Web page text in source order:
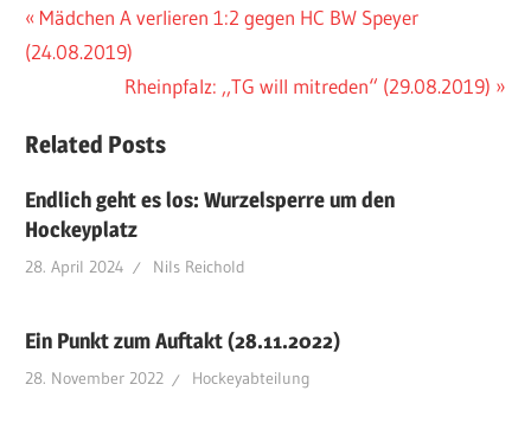
Beitragsnavigation
Vorheriger
Beitrag:
Mädchen A verlieren 1:2 gegen HC BW Speyer
(24.08.2019)
Nächster
Rheinpfalz: ,,TG will mitreden“ (29.08.2019)
Related Posts
Endlich geht es los: Wurzelsperre um den
Hockeyplatz
28. April 2024 Nils Reichold
Ein Punkt zum Auftakt (28.11.2022)
28. November 2022 Hockeyabteilung